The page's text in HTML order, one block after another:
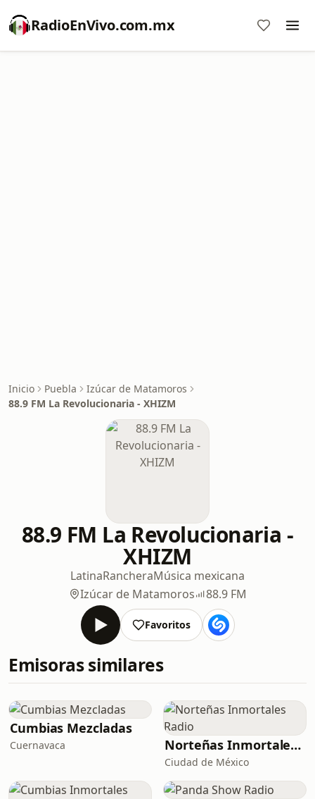
RadioEnVivo.com.mx
Inicio Puebla
Izúcar de Matamoros
88.9 FM La Revolucionaria - XHIZM
88.9 FM La Revolucionaria -
XHIZM
LatinaRancheraMúsica mexicana
Izúcar de Matamoros
88.9 FM
Favoritos
Emisoras similares
Cumbias Mezcladas
Cuernavaca Norteñas Inmortales Radio
Ciudad de México